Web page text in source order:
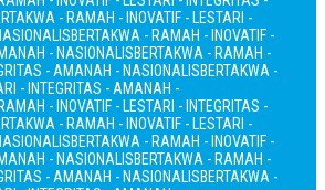
- RAMAH - INOVATIF - LESTARI -
BERTAKWA - RAMAH - INOVATIF -
- NASIONALISBERTAKWA - RAMAH -
- AMANAH - NASIONALISBERTAKWA -
- INTEGRITAS - AMANAH -
- INOVATIF - LESTARI - INTEGRITAS -
- RAMAH - INOVATIF - LESTARI -
BERTAKWA - RAMAH - INOVATIF -
- NASIONALISBERTAKWA - RAMAH -
- AMANAH - NASIONALISBERTAKWA -